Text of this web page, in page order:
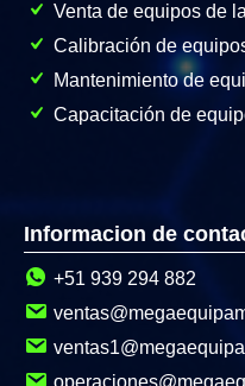
Venta de equipos de
Calibración de
Mantenimiento de
Capacitación de
Informacion de
+51 939 294 882